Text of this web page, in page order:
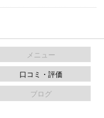
メニュー
口コミ・評価
ブログ